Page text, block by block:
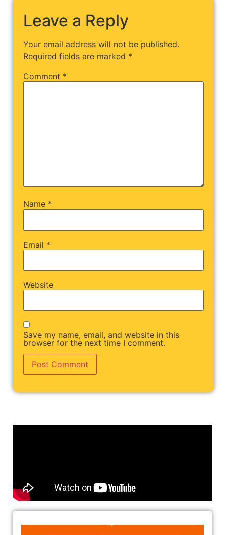
Leave a Reply
Your email address will not be published.
Required fields are marked *
Comment *
Name *
Email *
Website
Save my name, email, and website in this
browser for the next time I comment.